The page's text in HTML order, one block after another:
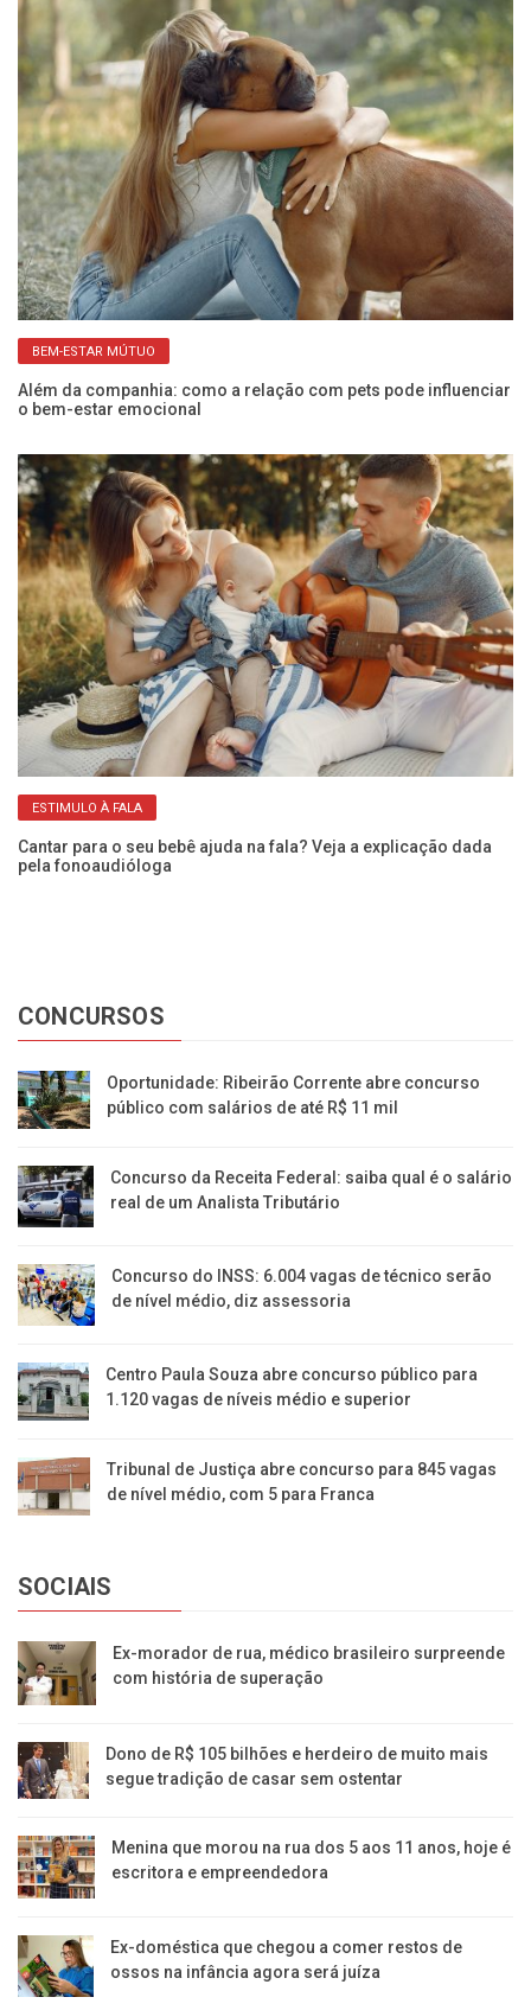
BEM-ESTAR MÚTUO
Além da companhia: como a relação com pets pode influenciar
o bem-estar emocional
ESTIMULO À FALA
Cantar para o seu bebê ajuda na fala? Veja a explicação dada
pela fonoaudióloga
CONCURSOS
Oportunidade: Ribeirão Corrente abre concurso
público com salários de até R$ 11 mil
Concurso da Receita Federal: saiba qual é o salário
real de um Analista Tributário
Concurso do INSS: 6.004 vagas de técnico serão
de nível médio, diz assessoria
Centro Paula Souza abre concurso público para
1.120 vagas de níveis médio e superior
Tribunal de Justiça abre concurso para 845 vagas
de nível médio, com 5 para Franca
SOCIAIS
Ex-morador de rua, médico brasileiro surpreende
com história de superação
Dono de R$ 105 bilhões e herdeiro de muito mais
segue tradição de casar sem ostentar
Menina que morou na rua dos 5 aos 11 anos, hoje é
escritora e empreendedora
Ex-doméstica que chegou a comer restos de
ossos na infância agora será juíza